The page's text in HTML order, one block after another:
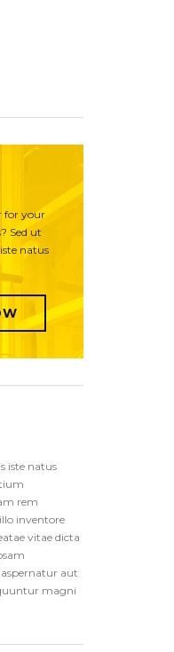
for your
Sed ut
natus
iste natus
rem
inventore
vitae dicta
aut
magni